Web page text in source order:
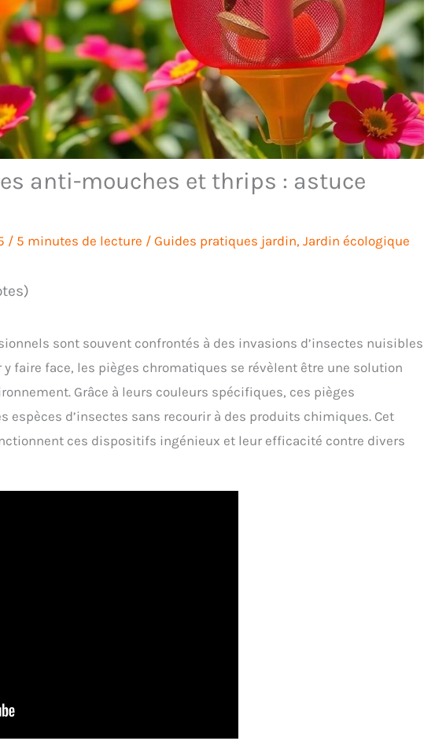
anti-mouches et thrips : astuce
/ 5 minutes de lecture / Guides pratiques jardin, Jardin écologique
sont souvent confrontés à des invasions d’insectes nuisibles
faire face, les pièges chromatiques se révèlent être une solution
Grâce à leurs couleurs spécifiques, ces pièges
espèces d’insectes sans recourir à des produits chimiques. Cet
ces dispositifs ingénieux et leur efficacité contre divers